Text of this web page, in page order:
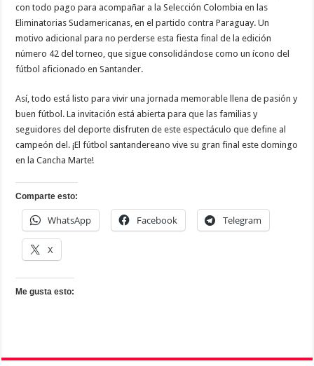
con todo pago para acompañar a la Selección Colombia en las
Eliminatorias Sudamericanas, en el partido contra Paraguay. Un
motivo adicional para no perderse esta fiesta final de la edición
número 42 del torneo, que sigue consolidándose como un ícono del
fútbol aficionado en Santander.
Así, todo está listo para vivir una jornada memorable llena de pasión y
buen fútbol. La invitación está abierta para que las familias y
seguidores del deporte disfruten de este espectáculo que define al
campeón del. ¡El fútbol santandereano vive su gran final este domingo
en la Cancha Marte!
Comparte esto:
WhatsApp Facebook Telegram
X
Me gusta esto: